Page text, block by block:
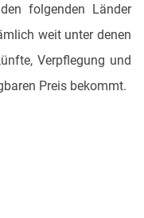
folgenden Länder
weit unter denen
Verpflegung und
Preis bekommt.